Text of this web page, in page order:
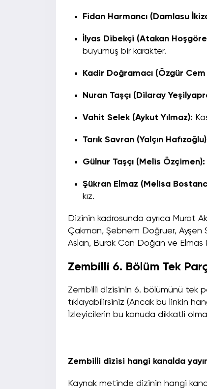
Fidan Harmancı (Damlasu
İlyas Dibekçi (Atakan
büyümüş bir karakter.
Kadir Doğramacı (Özgür Cem
Nuran Taşçı (Dilaray
Vahit Selek (Aykut Yılmaz):
Tarık Savran (Yalçın
Gülnur Taşçı (Melis Özçimen):
Şükran Elmaz (Melisa
kız.
Dizinin kadrosunda ayrıca Murat
Çakman, Şebnem Doğruer, Ayşen
Aslan, Burak Can Doğan ve Elmas
Zembilli 6. Bölüm Tek
Zembilli dizisinin 6. bölümünü tek
tıklayabilirsiniz (Ancak bu linkin
İzleyicilerin bu konuda dikkatli
Zembilli dizisi hangi kanalda
Kaynak metinde dizinin hangi